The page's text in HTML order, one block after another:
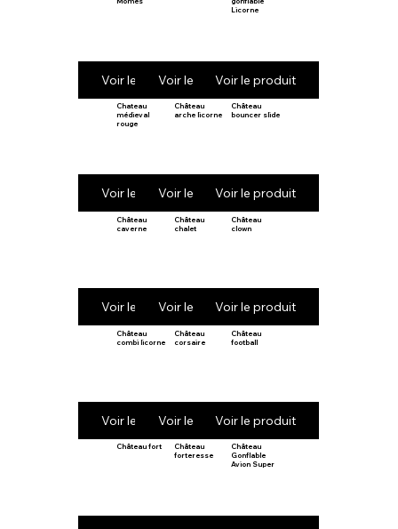
Voir le produitVoir le produit
Licorne
Voir le produit
Chateau
médieval
rouge
Voir le produit
Château
arche licorne
Voir le produit
Château
bouncer slide
Voir le produit
Château
caverne
Voir le produit
Château
chalet
Voir le produit
Château
clown
Voir le produit
Château
combi licorne
Voir le produit
Château
corsaire
Voir le produit
Château
football
Voir le produit
Château fort
Château
forteresse
Château
Gonflable
Avion Super